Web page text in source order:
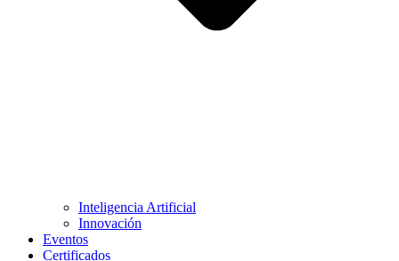
Inteligencia Artificial
Innovación
Eventos
Certificados